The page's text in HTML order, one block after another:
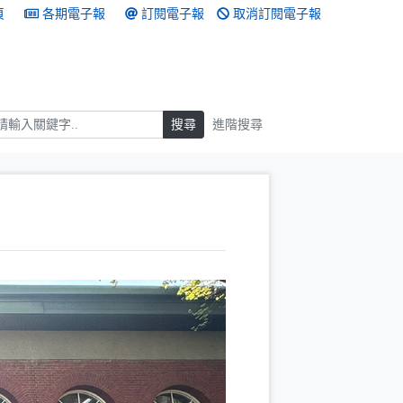
各期電子報 訂閱電子報 取消訂閱電子報
搜尋 進階搜尋